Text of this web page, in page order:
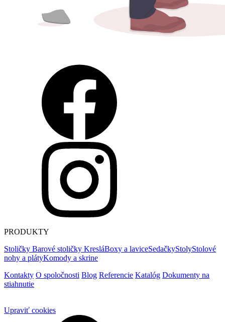
PRODUKTY
Stoličky Barové stoličky KresláBoxy a laviceSedačkyStolyStolové
nohy a plátyKomody a skrine
Kontakty O spoločnosti Blog Referencie Katalóg Dokumenty na
stiahnutie
Upraviť cookies